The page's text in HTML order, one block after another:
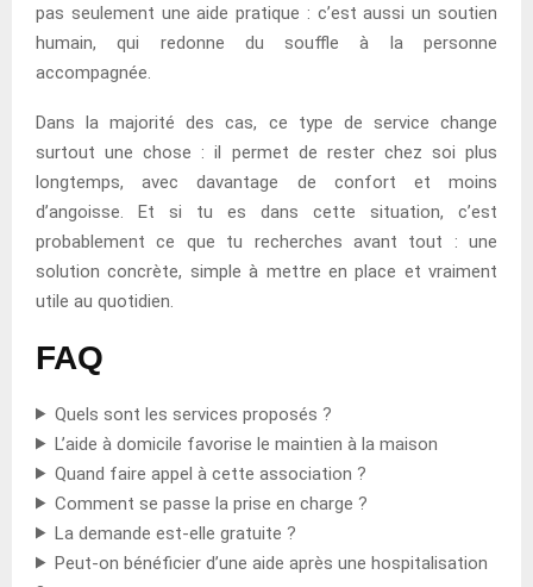
pas seulement une aide pratique : c’est aussi un soutien
humain, qui redonne du souffle à la personne
accompagnée.
Dans la majorité des cas, ce type de service change
surtout une chose : il permet de rester chez soi plus
longtemps, avec davantage de confort et moins
d’angoisse. Et si tu es dans cette situation, c’est
probablement ce que tu recherches avant tout : une
solution concrète, simple à mettre en place et vraiment
utile au quotidien.
FAQ
Quels sont les services proposés ?
L’aide à domicile favorise le maintien à la maison
Quand faire appel à cette association ?
Comment se passe la prise en charge ?
La demande est-elle gratuite ?
Peut-on bénéficier d’une aide après une hospitalisation